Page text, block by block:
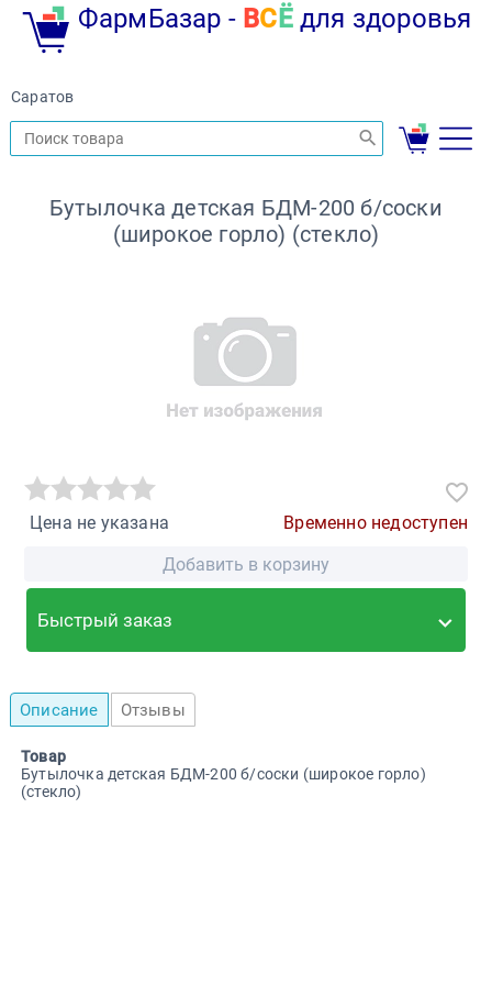
ФармБазар - ВС Ёдля здоровья
Саратов
Бутылочка детская БДМ-200 б/соски
(широкое горло) (стекло)
Цена не указана
Временно недоступен
Добавить в корзину
Быстрый заказ
Описание Отзывы
Товар
Бутылочка детская БДМ-200 б/соски (широкое горло)
(стекло)